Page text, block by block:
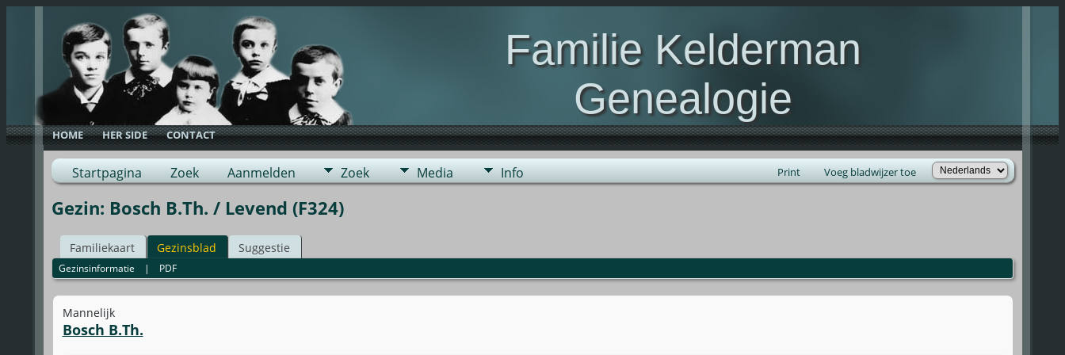
Familie Kelderman
Genealogie
Genealogie van de familie Kelderman(s)
HOME HER SIDE CONTACT
Startpagina Zoek Aanmelden Zoek Media Info Print Voeg bladwijzer toe
Gezin: Bosch B.Th. / Levend (F324)
Familiekaart Gezinsblad Suggestie
Gezinsinformatie | PDF
Mannelijk
Bosch B.Th.